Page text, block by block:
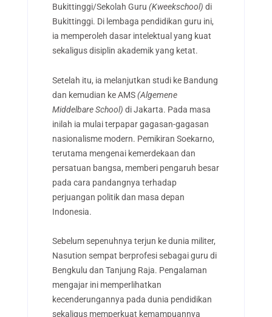
Bukittinggi/Sekolah Guru (Kweekschool) di
Bukittinggi. Di lembaga pendidikan guru ini,
ia memperoleh dasar intelektual yang kuat
sekaligus disiplin akademik yang ketat.
Setelah itu, ia melanjutkan studi ke Bandung
dan kemudian ke AMS(Algemene
Middelbare School) di Jakarta. Pada masa
inilah ia mulai terpapar gagasan-gagasan
nasionalisme modern. Pemikiran Soekarno,
terutama mengenai kemerdekaan dan
persatuan bangsa, memberi pengaruh besar
pada cara pandangnya terhadap
perjuangan politik dan masa depan
Indonesia.
Sebelum sepenuhnya terjun ke dunia militer,
Nasution sempat berprofesi sebagai guru di
Bengkulu dan Tanjung Raja. Pengalaman
mengajar ini memperlihatkan
kecenderungannya pada dunia pendidikan
sekaligus memperkuat kemampuannya